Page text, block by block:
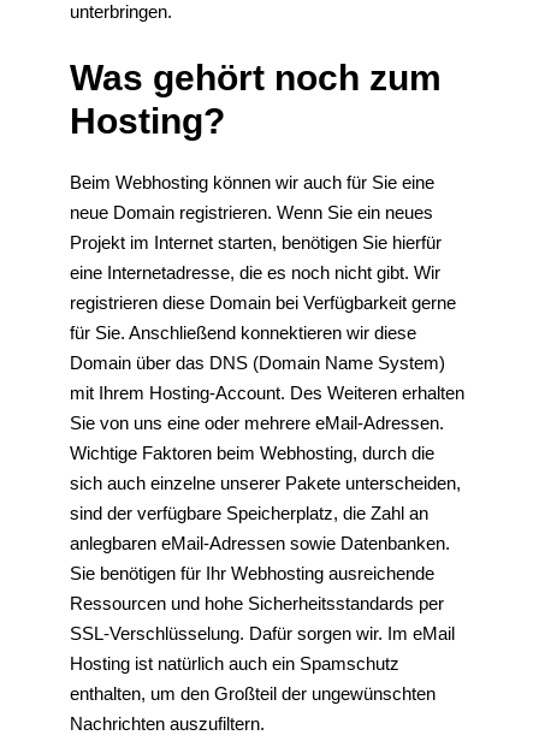
unterbringen.
Was gehört noch zum
Hosting?
Beim Webhosting können wir auch für Sie eine
neue Domain registrieren. Wenn Sie ein neues
Projekt im Internet starten, benötigen Sie hierfür
eine Internetadresse, die es noch nicht gibt. Wir
registrieren diese Domain bei Verfügbarkeit gerne
für Sie. Anschließend konnektieren wir diese
Domain über das DNS (Domain Name System)
mit Ihrem Hosting-Account. Des Weiteren erhalten
Sie von uns eine oder mehrere eMail-Adressen.
Wichtige Faktoren beim Webhosting, durch die
sich auch einzelne unserer Pakete unterscheiden,
sind der verfügbare Speicherplatz, die Zahl an
anlegbaren eMail-Adressen sowie Datenbanken.
Sie benötigen für Ihr Webhosting ausreichende
Ressourcen und hohe Sicherheitsstandards per
SSL-Verschlüsselung. Dafür sorgen wir. Im eMail
Hosting ist natürlich auch ein Spamschutz
enthalten, um den Großteil der ungewünschten
Nachrichten auszufiltern.